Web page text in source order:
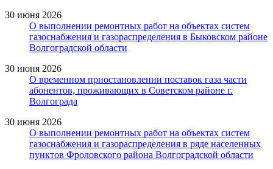
30 июня 2026
О выполнении ремонтных работ на объектах систем
газоснабжения и газораспределения в Быковском районе
Волгоградской области
30 июня 2026
О временном приостановлении поставок газа части
абонентов, проживающих в Советском районе г.
Волгограда
30 июня 2026
О выполнении ремонтных работ на объектах систем
газоснабжения и газораспределения в ряде населенных
пунктов Фроловского района Волгоградской области